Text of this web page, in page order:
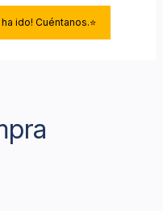
ido! Cuéntanos.⭐